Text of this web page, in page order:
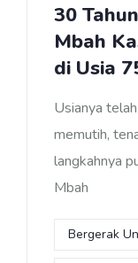
30
Mbah
di Usia
Usianya
memutih,
langkahnya
Mbah
Bergerak